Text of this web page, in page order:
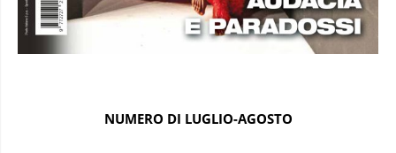
NUMERO DI LUGLIO-AGOSTO